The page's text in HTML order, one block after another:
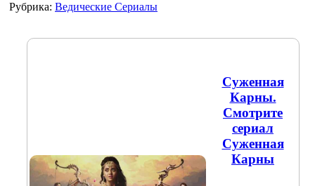
Рубрика: Ведические Сериалы
Суженная
Карны.
Смотрите
сериал
Суженная
Карны